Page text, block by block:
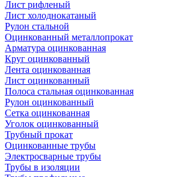
Лист рифленый
Лист холоднокатаный
Рулон стальной
Оцинкованный металлопрокат
Арматура оцинкованная
Круг оцинкованный
Лента оцинкованная
Лист оцинкованный
Полоса стальная оцинкованная
Рулон оцинкованный
Сетка оцинкованная
Уголок оцинкованный
Трубный прокат
Оцинкованные трубы
Электросварные трубы
Трубы в изоляции